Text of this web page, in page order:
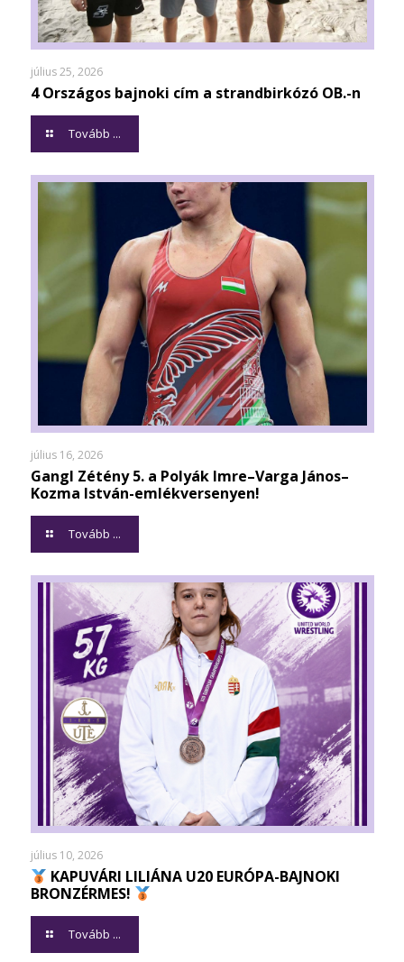
július 25, 2026
4 Országos bajnoki cím a strandbirkózó OB.-n
Tovább ...
július 16, 2026
Gangl Zétény 5. a Polyák Imre–Varga János–
Kozma István-emlékversenyen!
Tovább ...
július 10, 2026
KAPUVÁRI LILIÁNA U20 EURÓPA-BAJNOKI
BRONZÉRMES!
Tovább ...